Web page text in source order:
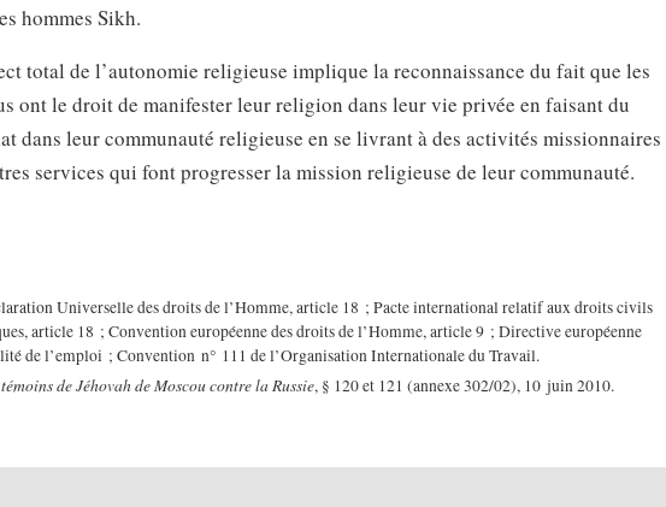
hommes Sikh.
total de l’autonomie religieuse implique la reconnaissance du fait que les
ont le droit de manifester leur religion dans leur vie privée en faisant du
dans leur communauté religieuse en se livrant à des activités missionnaires
services qui font progresser la mission religieuse de leur communauté.
Universelle des droits de l’Homme, article 18 ; Pacte international relatif aux droits civils
article 18 ; Convention européenne des droits de l’Homme, article 9 ; Directive européenne
de l’emploi ; Convention n° 111 de l’Organisation Internationale du Travail.
de Jéhovah de Moscou contre la Russie, § 120 et 121 (annexe 302/02), 10 juin 2010.